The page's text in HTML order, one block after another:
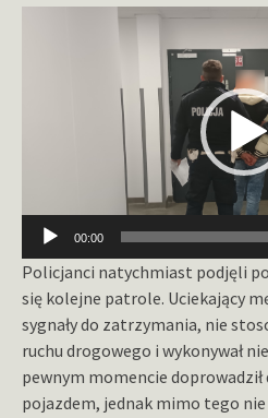
00:00
Policjanci natychmiast podjęli
się kolejne patrole. Uciekający
sygnały do zatrzymania, nie
ruchu drogowego i wykonywał
pewnym momencie
pojazdem, jednak mimo tego nie